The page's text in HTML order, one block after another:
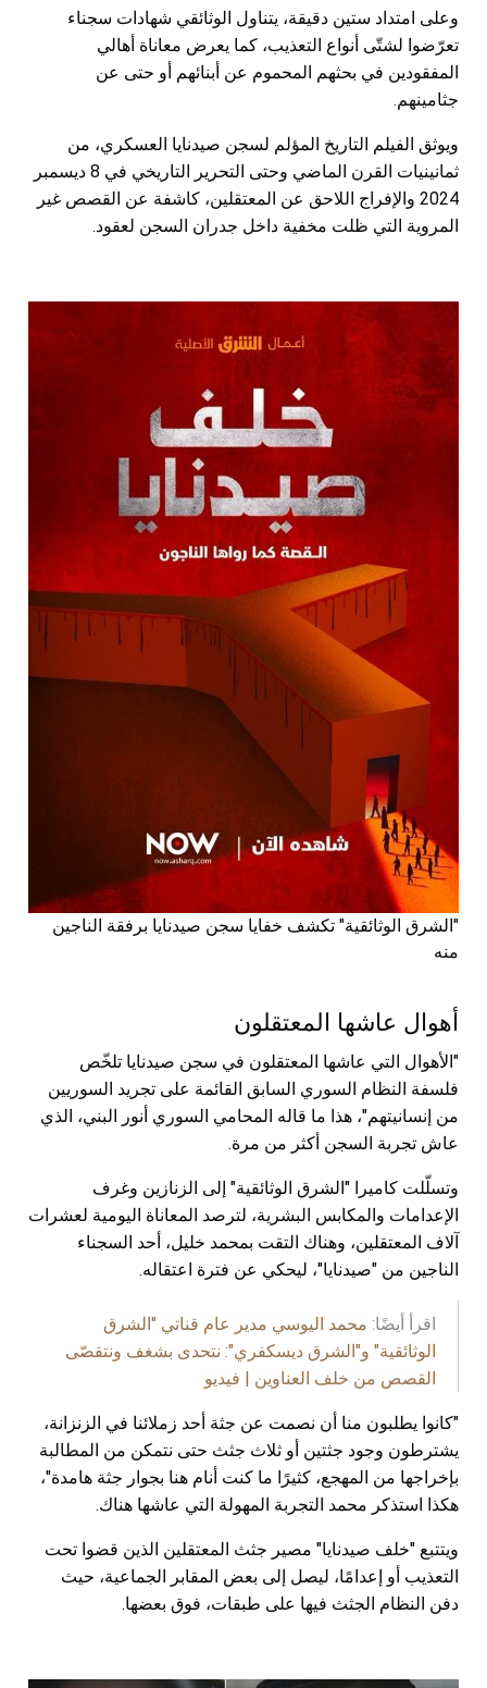
وعلى امتداد ستين دقيقة، يتناول الوثائقي شهادات سجناء
تعرّضوا لشتّى أنواع التعذيب، كما يعرض معاناة أهالي
المفقودين في بحثهم المحموم عن أبنائهم أو حتى عن
جثامينهم.
ويوثق الفيلم التاريخ المؤلم لسجن صيدنايا العسكري، من
ثمانينيات القرن الماضي وحتى التحرير التاريخي في 8 ديسمبر
2024 والإفراج اللاحق عن المعتقلين، كاشفة عن القصص غير
المروية التي ظلت مخفية داخل جدران السجن لعقود.
"الشرق الوثائقية" تكشف خفايا سجن صيدنايا برفقة الناجين
منه
أهوال عاشها المعتقلون
"الأهوال التي عاشها المعتقلون في سجن صيدنايا تلخّص
فلسفة النظام السوري السابق القائمة على تجريد السوريين
من إنسانيتهم"، هذا ما قاله المحامي السوري أنور البني، الذي
عاش تجربة السجن أكثر من مرة.
وتسلّلت كاميرا "الشرق الوثائقية" إلى الزنازين وغرف
الإعدامات والمكابس البشرية، لترصد المعاناة اليومية لعشرات
آلاف المعتقلين، وهناك التقت بمحمد خليل، أحد السجناء
الناجين من "صيدنايا"، ليحكي عن فترة اعتقاله.
اقرأ أيضًا: محمد اليوسي مدير عام قناتي "الشرق
الوثائقية" و"الشرق ديسكفري": نتحدى بشغف ونتقصّى
القصص من خلف العناوين | فيديو
"كانوا يطلبون منا أن نصمت عن جثة أحد زملائنا في الزنزانة،
يشترطون وجود جثتين أو ثلاث جثث حتى نتمكن من المطالبة
بإخراجها من المهجع، كثيرًا ما كنت أنام هنا بجوار جثة هامدة"،
هكذا استذكر محمد التجربة المهولة التي عاشها هناك.
ويتتبع "خلف صيدنايا" مصير جثث المعتقلين الذين قضوا تحت
التعذيب أو إعدامًا، ليصل إلى بعض المقابر الجماعية، حيث
دفن النظام الجثث فيها على طبقات، فوق بعضها.